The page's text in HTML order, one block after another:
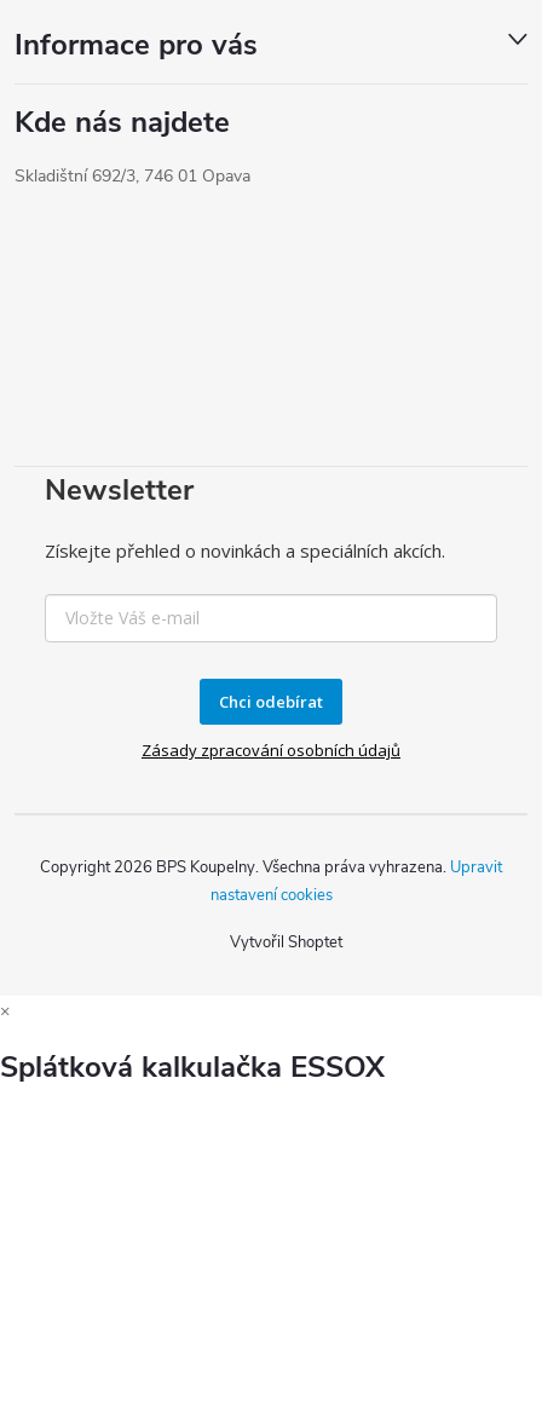
Informace pro vás
Kde nás najdete
Skladištní 692/3, 746 01 Opava
Newsletter
Získejte přehled o novinkách a speciálních akcích.
Chci odebírat
Zásady zpracování osobních údajů
Vytvořil Shoptet
Copyright 2026 BPS Koupelny. Všechna práva vyhrazena. Upravit
nastavení cookies
×
Splátková kalkulačka ESSOX